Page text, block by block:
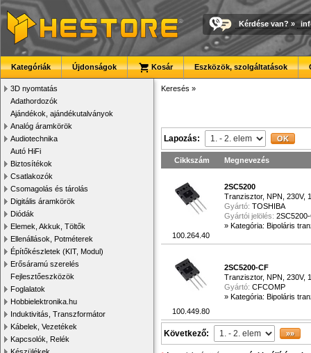
Kérdése van? »
Kategóriák Újdonságok Kosár Eszközök, szolgáltatások
3D nyomtatás
Adathordozók
Ajándékok, ajándékutalványok
Analóg áramkörök
Audiotechnika
Autó HiFi
Biztosítékok
Csatlakozók
Csomagolás és tárolás
Digitális áramkörök
Diódák
Elemek, Akkuk, Töltők
Ellenállások, Potméterek
Építőkészletek (KIT, Modul)
Erősáramú szerelés
Fejlesztőeszközök
Foglalatok
Hobbielektronika.hu
Induktivitás, Transzformátor
Kábelek, Vezetékek
Kapcsolók, Relék
Keresés »
Lapozás:
Cikkszám Megnevezés
100.264.40
2SC5200
Tranzisztor, NPN, 230V,
Gyártó: TOSHIBA
Gyártói jelölés:
» Kategória: Bipoláris
100.449.80
2SC5200-CF
Tranzisztor, NPN, 230V,
Gyártó: CFCOMP
» Kategória: Bipoláris
Következő: